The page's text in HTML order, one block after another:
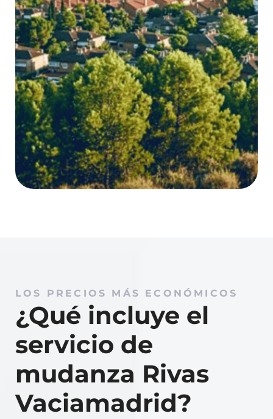
LOS PRECIOS MÁS ECONÓMICOS
¿Qué incluye el
servicio de
mudanza Rivas
Vaciamadrid?